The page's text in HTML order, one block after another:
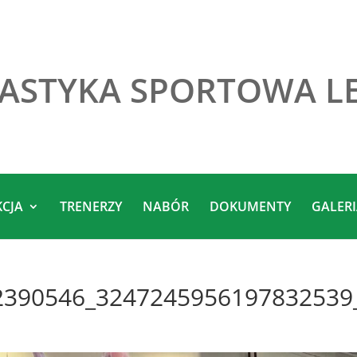
SPORTOWA
TRENERZY NABÓR DOKUMENTY